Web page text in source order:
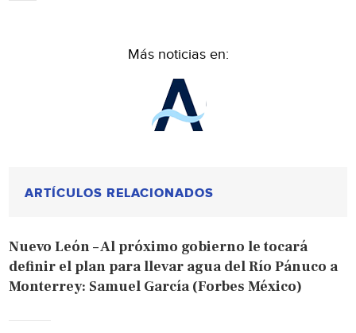
Más noticias en:
ARTÍCULOS RELACIONADOS
Nuevo León – Al próximo gobierno le tocará
definir el plan para llevar agua del Río Pánuco a
Monterrey: Samuel García (Forbes México)